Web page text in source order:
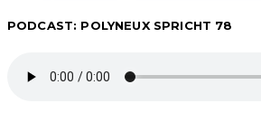
PODCAST: POLYNEUX SPRICHT 78